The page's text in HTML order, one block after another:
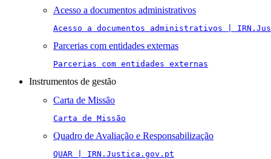
Acesso a documentos administrativos
Acesso a documentos administrativos |
Parcerias com entidades externas
Parcerias com entidades externas
Instrumentos de gestão
Carta de Missão
Carta de Missão
Quadro de Avaliação e Responsabilização
QUAR | IRN.Justica.gov.pt